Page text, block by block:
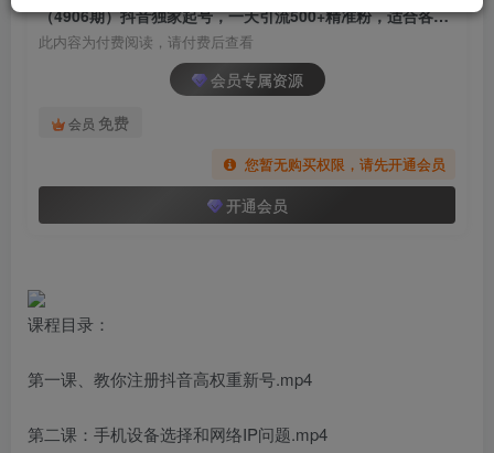
（4906期）抖音独家起号，一天引流500+精准粉，适合各类行业（9节视频课）
此内容为付费阅读，请付费后查看
会员专属资源
会员 免费
您暂无购买权限，请先开通会员
开通会员
课程目录：
第一课、教你注册抖音高权重新号.mp4
第二课：手机设备选择和网络IP问题.mp4